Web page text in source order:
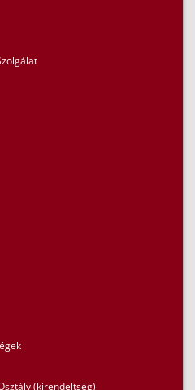
(kirendeltség)